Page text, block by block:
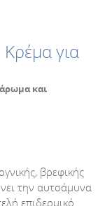
Κρέμα για
και
βρεφικής
την αυτοάμυνα
επιδερμικό